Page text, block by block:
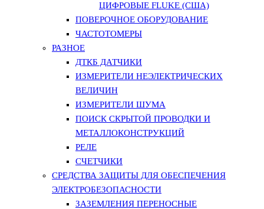
ЦИФРОВЫЕ FLUKE (США)
ПОВЕРОЧНОЕ ОБОРУДОВАНИЕ
ЧАСТОТОМЕРЫ
РАЗНОЕ
ДТКБ ДАТЧИКИ
ИЗМЕРИТЕЛИ НЕЭЛЕКТРИЧЕСКИХ
ВЕЛИЧИН
ИЗМЕРИТЕЛИ ШУМА
ПОИСК СКРЫТОЙ ПРОВОДКИ И
МЕТАЛЛОКОНСТРУКЦИЙ
РЕЛЕ
СЧЕТЧИКИ
СРЕДСТВА ЗАЩИТЫ ДЛЯ ОБЕСПЕЧЕНИЯ
ЭЛЕКТРОБЕЗОПАСНОСТИ
ЗАЗЕМЛЕНИЯ ПЕРЕНОСНЫЕ